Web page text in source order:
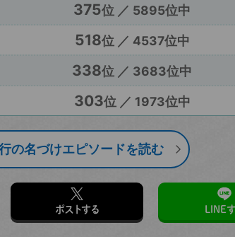
375位 ／ 5895位中
518位 ／ 4537位中
338位 ／ 3683位中
303位 ／ 1973位中
の名づけエピソードを読む
ポストする LINE